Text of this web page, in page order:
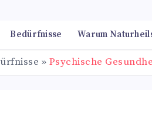
Bedürfnisse Warum
» Psychische